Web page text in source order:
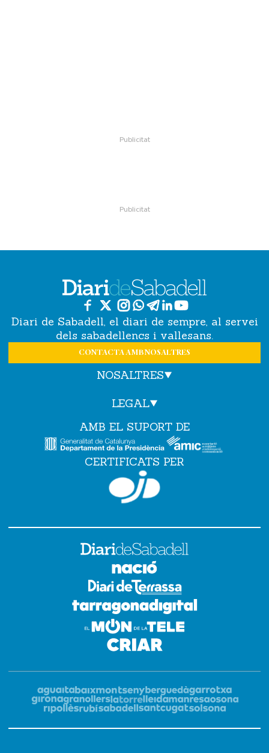
Diari de Sabadell, el diari de sempre, al servei
dels sabadellencs i vallesans.
CONTACTA AMB NOSALTRES
NOSALTRES
LEGAL
AMB EL SUPORT DE
CERTIFICATS PER